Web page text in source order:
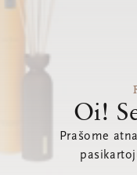
Oi!
Prašome